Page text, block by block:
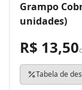
Grampo
unidades)
R$ 13,50
Tabela de